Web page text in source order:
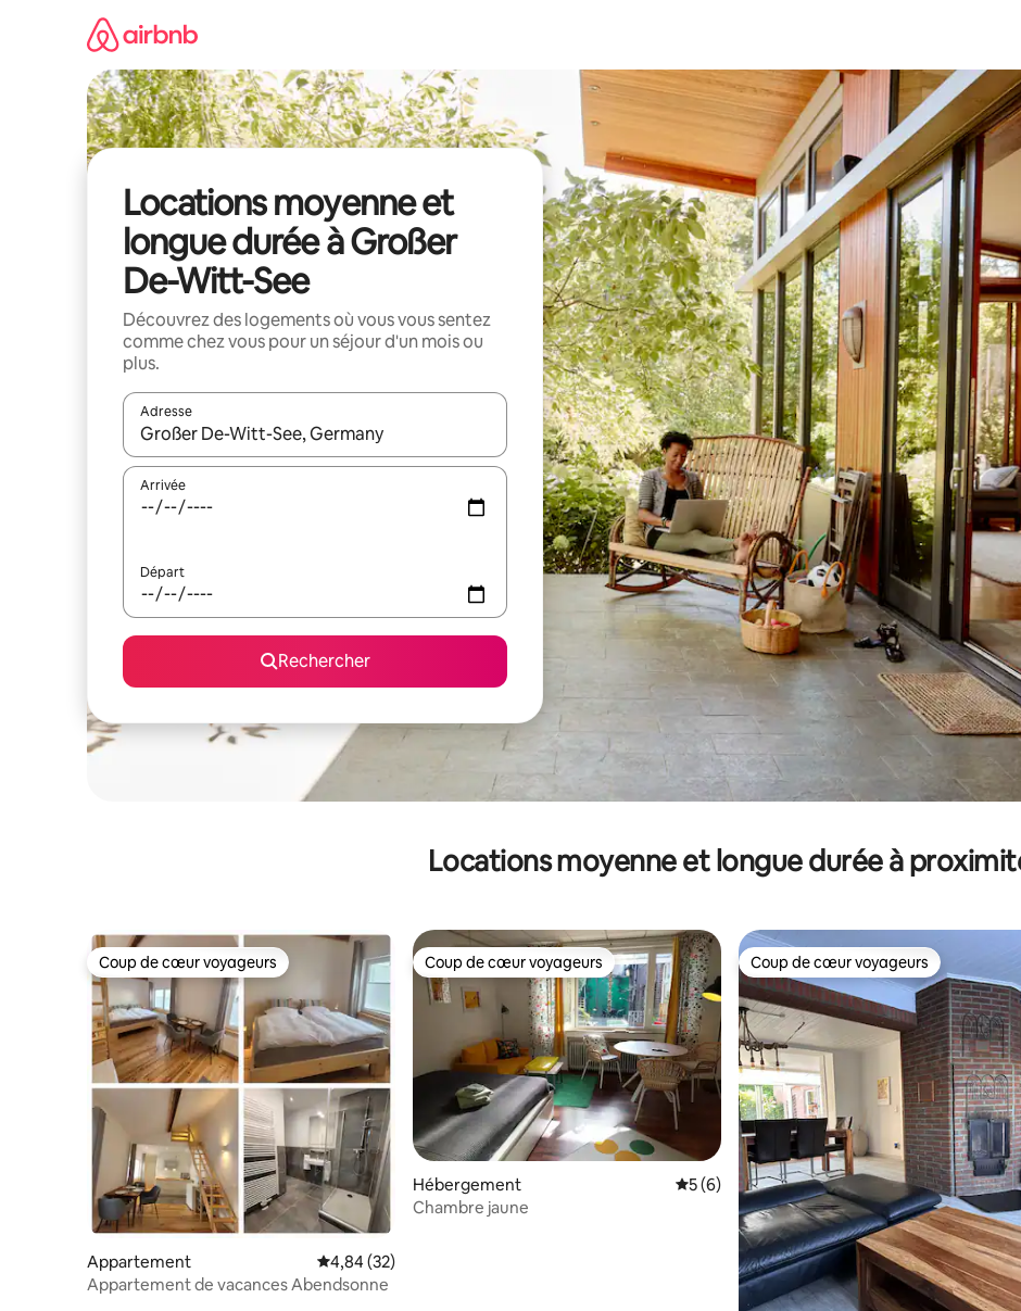
Locations moyenne et
longue durée à Großer
De-Witt-See
Découvrez des logements où vous vous sentez
comme chez vous pour un séjour d'un mois ou
plus.
Adresse
Lorsque les résultats s'affichent, utilisez les flèches vers le haut et vers le bas pour les parcourir ou en appuyant et en faisant
Arrivée
Départ
Rechercher
Locations moyenne et longue durée à
Coup de cœur voyageurs
Coup de cœur voyageurs
Appartement Évaluation moyenne sur la base de 32 commentaires : 4,84 sur 5
4,84 (32)
Appartement de vacances Abendsonne
Coup de cœur voyageurs
Coup de cœur voyageurs
Hébergement Évaluation moyenne sur la base de 6
5 (6)
Chambre jaune
Coup de cœur voyageurs
Coup de cœur voyageurs